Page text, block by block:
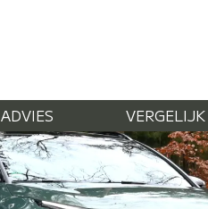
ADVIES VERGELIJK